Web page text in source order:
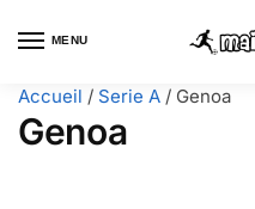
MENU
Accueil / Serie A / Genoa
Genoa